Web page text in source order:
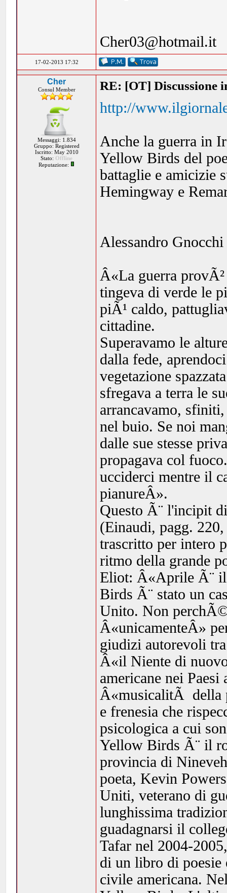
Cher03@hotmail.it
17-02-2013 17:32
Cher
Consul Member
Messaggi: 1.834
Gruppo: Registered
Iscritto: May 2010
Stato: Offline
Reputazione:
RE: [OT] Discussione
http://
Anche la guerra in
Yellow Birds del
battaglie e amicizie
Hemingway e
Alessandro
Â«La guerra
tingeva di verde le
piÃ¹ caldo,
cittadine.
Superavamo le
dalla fede,
vegetazione
sfregava a terra le
arrancavamo,
nel buio. Se noi
dalle sue stesse
propagava col
ucciderci mentre il
pianureÂ».
Questo Ã¨ l'incipit
(Einaudi, pagg.
trascritto per intero
ritmo della grande
Eliot: Â«Aprile Ã¨
Birds Ã¨ stato un
Unito. Non
Â«unicamenteÂ»
giudizi autorevoli
Â«il Niente di
americane nei
Â«musicalitÃ della
e frenesia che
psicologica a cui
Yellow Birds Ã¨ il
provincia di
poeta, Kevin
Uniti, veterano di
lunghissima
guadagnarsi il
Tafar nel 2004-
di un libro di poesie
civile americana.